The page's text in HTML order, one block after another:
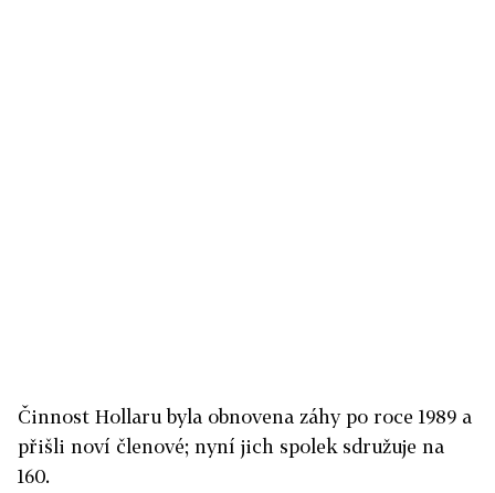
Činnost Hollaru byla obnovena záhy po roce 1989 a
přišli noví členové; nyní jich spolek sdružuje na
160.